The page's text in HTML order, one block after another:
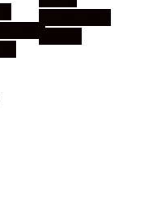
Møbler